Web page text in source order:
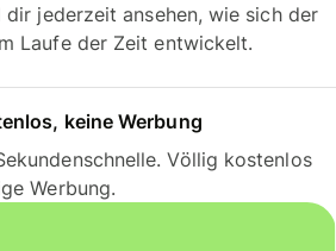
dir jederzeit ansehen, wie sich der
Laufe der Zeit entwickelt.
keine Werbung
Völlig kostenlos
Werbung.